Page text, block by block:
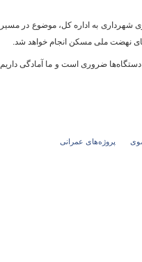
شهرداری به اداره کل، موضوع در مسیر
نهضت ملی مسکن انجام خواهد شد.
دستگاه‌ها ضروری است و ما آمادگی داریم
پروژه‌های عمرانی